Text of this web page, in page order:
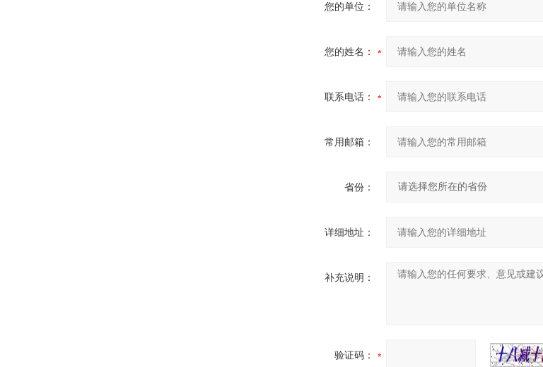
您的单位：
您的姓名：
联系电话：
常用邮箱：
省份：
详细地址：
补充说明：
验证码：